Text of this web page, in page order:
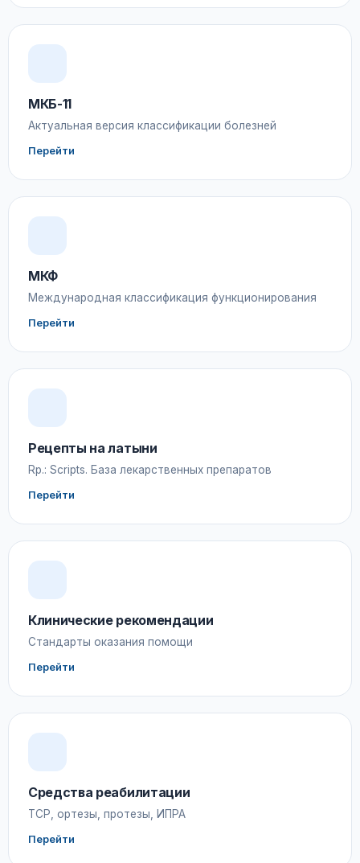
МКБ-11
Актуальная версия классификации болезней
Перейти
МКФ
Международная классификация функционирования
Перейти
Рецепты на латыни
Rp.: Scripts. База лекарственных препаратов
Перейти
Клинические рекомендации
Стандарты оказания помощи
Перейти
Средства реабилитации
ТСР, ортезы, протезы, ИПРА
Перейти